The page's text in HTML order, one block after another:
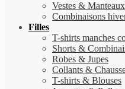
Vestes & Manteaux
Combinaisons
Filles
T-shirts manches
Shorts &
Robes & Jupes
Collants &
T-shirts & Blouses